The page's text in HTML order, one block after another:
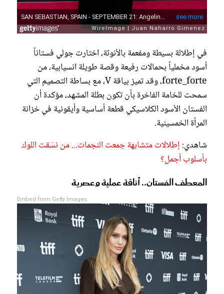
في إطلالة بسيطة ومفعمة بالأنوثة، اختارت جولي فستاناً
أسود مخملياً بحمالات رفيعة وقصة طويلة انسيابية، من
forte_forte، وقد تميز بياقة V، مع بساطة التصميم التي
سمحت للخامة الفاخرة بأن تكون بطلة المشهد، مؤكدة أن
الفستان الأسود الكلاسيكي قطعة أساسية وأيقونية في خزانة
المرأة الخمسينية.
شاهدي: إطلالات متشابهة جمعت النجمات... من نسّقت اللوك
بأسلوب أجمل؟
المعطف الفستان.. أناقة عملية وعصرية
Embed from Getty Images